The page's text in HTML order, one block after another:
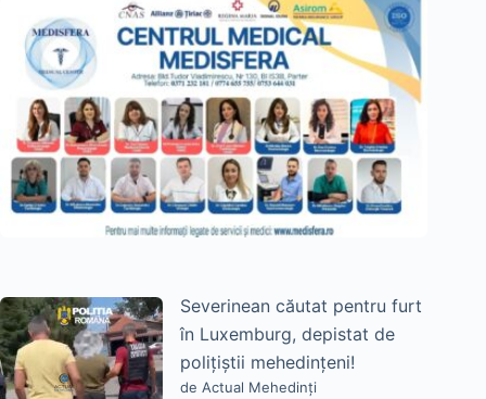
Severinean căutat pentru furt
în Luxemburg, depistat de
polițiștii mehedințeni!
de Actual Mehedinți